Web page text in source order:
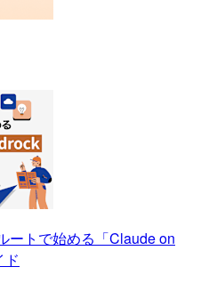
ートで始める「Claude on
ド